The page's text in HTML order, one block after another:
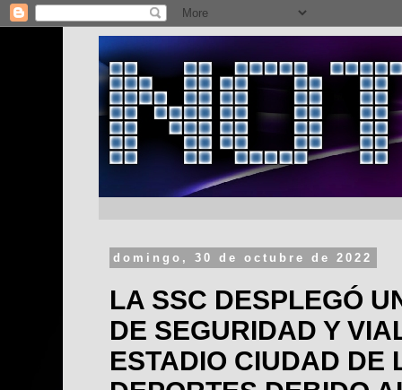
domingo, 30 de octubre de 2022
LA SSC DESPLEGÓ
DE SEGURIDAD Y
ESTADIO CIUDAD DE